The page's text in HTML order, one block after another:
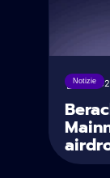
Notizie
06/